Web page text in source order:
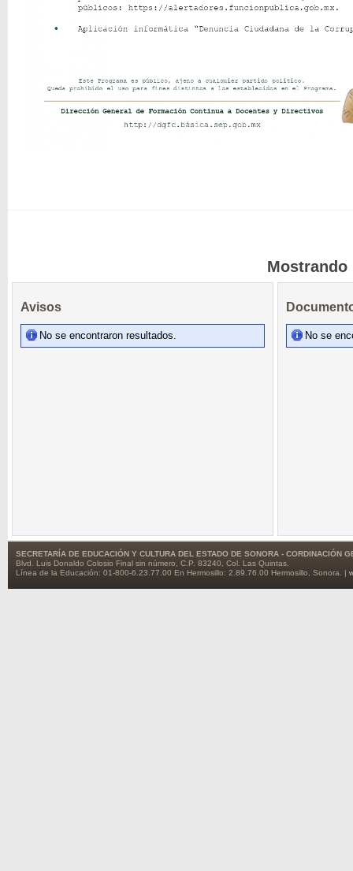
Mostrando
Avisos
No se encontraron resultados. No se
SECRETARÍA DE EDUCACIÓN Y CULTURA DEL ESTADO DE SONORA - CORDINACIÓN
Blvd. Luis Donaldo Colosio Final sin número, C.P. 83240, Col. Las Quintas.
Línea de la Educación: 01-800-6.23.77.00 En Hermosillo: 2.89.76.00 Hermosillo, Sonora. |